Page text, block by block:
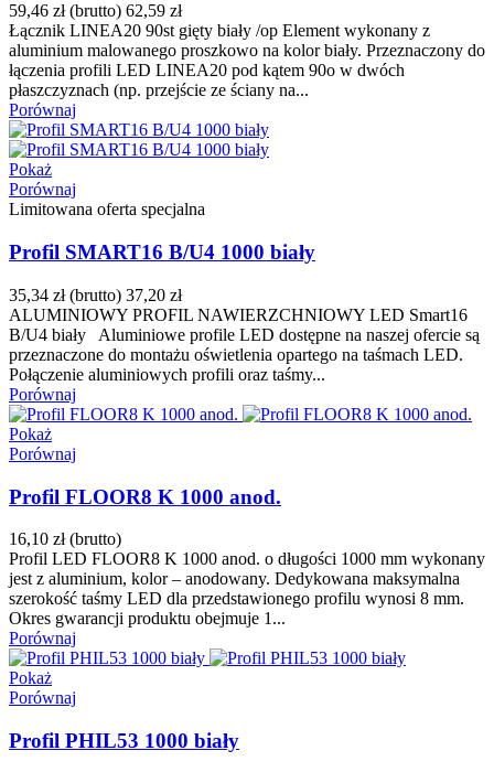
59,46 zł (brutto) 62,59 zł
Łącznik LINEA20 90st gięty biały /op Element wykonany z
aluminium malowanego proszkowo na kolor biały. Przeznaczony do
łączenia profili LED LINEA20 pod kątem 90o w dwóch
płaszczyznach (np. przejście ze ściany na...
Porównaj
Pokaż
Porównaj
Limitowana oferta specjalna
Profil SMART16 B/U4 1000 biały
35,34 zł (brutto) 37,20 zł
ALUMINIOWY PROFIL NAWIERZCHNIOWY LED Smart16
B/U4 biały Aluminiowe profile LED dostępne na naszej ofercie są
przeznaczone do montażu oświetlenia opartego na taśmach LED.
Połączenie aluminiowych profili oraz taśmy...
Porównaj
Pokaż
Porównaj
Profil FLOOR8 K 1000 anod.
16,10 zł (brutto)
Profil LED FLOOR8 K 1000 anod. o długości 1000 mm wykonany
jest z aluminium, kolor – anodowany. Dedykowana maksymalna
szerokość taśmy LED dla przedstawionego profilu wynosi 8 mm.
Okres gwarancji produktu obejmuje 1...
Porównaj
Pokaż
Porównaj
Profil PHIL53 1000 biały